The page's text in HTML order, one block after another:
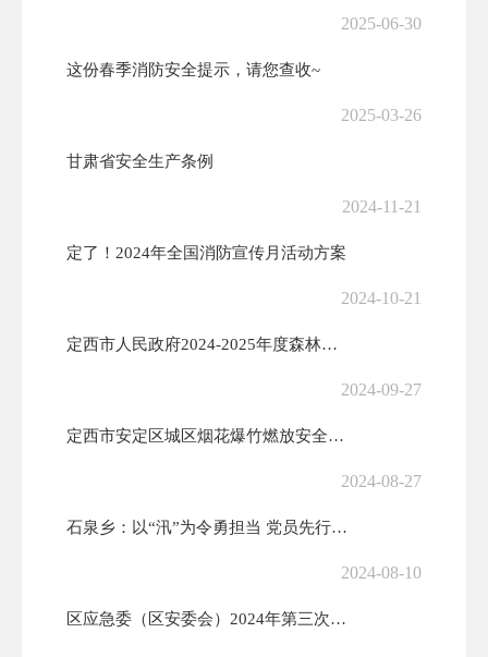
2025-06-30
这份春季消防安全提示，请您查收~
2025-03-26
甘肃省安全生产条例
2024-11-21
定了！2024年全国消防宣传月活动方案
2024-10-21
定西市人民政府2024-2025年度森林草原防火命令
2024-09-27
定西市安定区城区烟花爆竹燃放安全管理办法
2024-08-27
石泉乡：以“汛”为令勇担当 党员先行“筑堡垒”
2024-08-10
区应急委（区安委会）2024年第三次全体（扩大）会议召开